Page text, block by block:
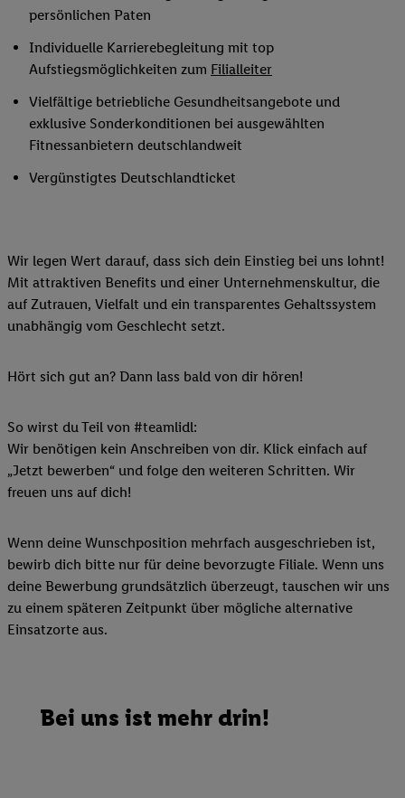
persönlichen Paten
Individuelle Karrierebegleitung mit top
Aufstiegsmöglichkeiten zum Filialleiter
Vielfältige betriebliche Gesundheitsangebote und
exklusive Sonderkonditionen bei ausgewählten
Fitnessanbietern deutschlandweit
Vergünstigtes Deutschlandticket
Wir legen Wert darauf, dass sich dein Einstieg bei uns lohnt!
Mit attraktiven Benefits und einer Unternehmenskultur, die
auf Zutrauen, Vielfalt und ein transparentes Gehaltssystem
unabhängig vom Geschlecht setzt.
Hört sich gut an? Dann lass bald von dir hören!
So wirst du Teil von #teamlidl:
Wir benötigen kein Anschreiben von dir. Klick einfach auf
„Jetzt bewerben“ und folge den weiteren Schritten. Wir
freuen uns auf dich!
Wenn deine Wunschposition mehrfach ausgeschrieben ist,
bewirb dich bitte nur für deine bevorzugte Filiale. Wenn uns
deine Bewerbung grundsätzlich überzeugt, tauschen wir uns
zu einem späteren Zeitpunkt über mögliche alternative
Einsatzorte aus.
Bei uns ist mehr drin!